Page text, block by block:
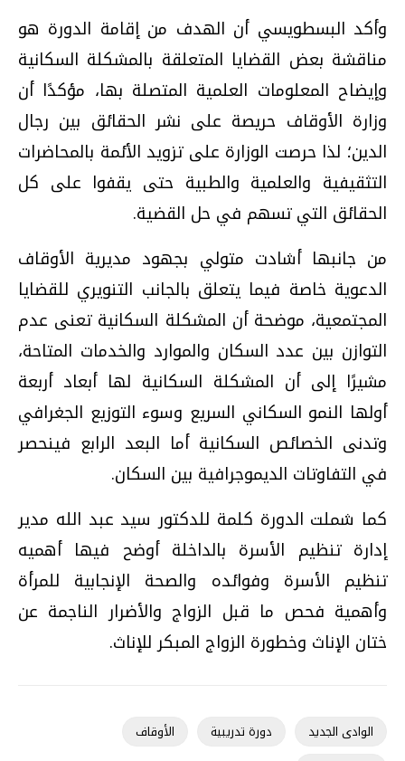
وأكد البسطويسي أن الهدف من إقامة الدورة هو
مناقشة بعض القضايا المتعلقة بالمشكلة السكانية
وإيضاح المعلومات العلمية المتصلة بها، مؤكدًا أن
وزارة الأوقاف حريصة على نشر الحقائق بين رجال
الدين؛ لذا حرصت الوزارة على تزويد الأئمة بالمحاضرات
التثقيفية والعلمية والطبية حتى يقفوا على كل
الحقائق التي تسهم في حل القضية.
من جانبها أشادت متولي بجهود مديرية الأوقاف
الدعوية خاصة فيما يتعلق بالجانب التنويري للقضايا
المجتمعية، موضحة أن المشكلة السكانية تعنى عدم
التوازن بين عدد السكان والموارد والخدمات المتاحة،
مشيرًا إلى أن المشكلة السكانية لها أبعاد أربعة
أولها النمو السكاني السريع وسوء التوزيع الجغرافي
وتدنى الخصائص السكانية أما البعد الرابع فينحصر
في التفاوتات الديموجرافية بين السكان.
كما شملت الدورة كلمة للدكتور سيد عبد الله مدير
إدارة تنظيم الأسرة بالداخلة أوضح فيها أهميه
تنظيم الأسرة وفوائده والصحة الإنجابية للمرأة
وأهمية فحص ما قبل الزواج والأضرار الناجمة عن
ختان الإناث وخطورة الزواج المبكر للإناث.
الوادى الجديد دورة تدريبية
الأوقاف